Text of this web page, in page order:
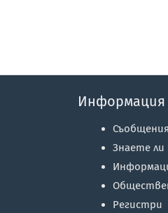
Информация
Съобщения
Знаете ли
Регистри